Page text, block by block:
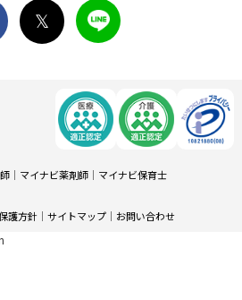
│ マイナビ薬剤師 │ マイナビ保育士
護方針 │ サイトマップ │ お問い合わせ